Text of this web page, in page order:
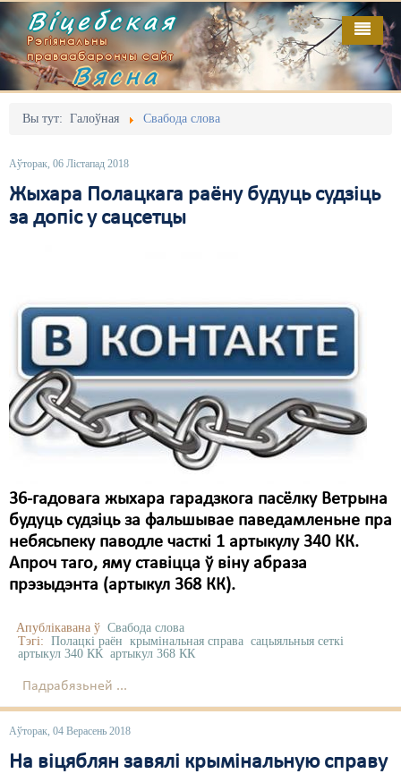
Віцебская
Рэгіянальны
праваабарончы сайт
Вясна
Вы тут: Галоўная Свабода слова
Аўторак, 06 Лістапад 2018
Жыхара Полацкага раёну будуць судзіць
за допіс у сацсетцы
36-гадовага жыхара гарадзкога пасёлку Ветрына
будуць судзіць за фальшывае паведамленьне пра
небясьпеку паводле часткі 1 артыкулу 340 КК.
Апроч таго, яму ставіцца ў віну абраза
прэзыдэнта (артыкул 368 КК).
Апублікавана ў Свабода слова
Тэгі: Полацкі раён крымінальная справа сацыяльныя сеткі
артыкул 340 КК артыкул 368 КК
Падрабязьней ...
Аўторак, 04 Верасень 2018
На віцяблян завялі крымінальную справу
Галоўная
Адміністрацыйны перасьлед
Безбар'ернае асяродзьдзе
Выбары
Дыскрымінацыя
Затрыманьні
Карная псыхіятрыя
КПЧ ААН
Мігранты
Мірныя сходы
Праваабаронцы
Правы дзіцяці
Пэнітэнцыярная сыстэма
Распальваньне варожасьці
Выданьні
Кантакт
Пра нас